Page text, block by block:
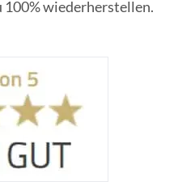
Analyse
100% wiederherstellen.